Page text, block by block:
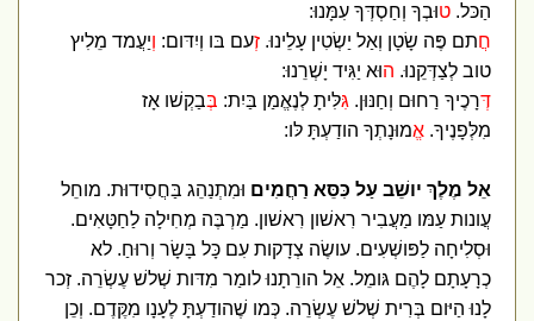
הַכּל.ט וּבְךָ וְחַסְדְּךָ עִמָּנוּ:
ֲתם פֶּה שָׂטָן וְאַל יַשְׂטִין עָלֵינוּ.זְעם בּו וְיִדּום:וְיַעֲמד מֵלִיץ
טוב לְצַדְּקֵנוּ.ה וּא יַגִּיד יָשְׁרֵנוּ:
ְּרָכֶיךָ רַחוּם וְחַנּוּן.גִּלִּיתָ לְנֶאֱמַן בַּיִת:ב ְּבַקְשׁו אָז
מִלְּפָנֶיךָ.א ֱמוּנָתְךָ הודַעְתָּ לּו:
אֵל מֶלֶךְ יושֵׁב עַל כִּסֵּא רַחֲמִיםוּמִתְנַהֵג בַּחֲסִידוּת. מוחֵל
עֲונות עַמּו מַעֲבִיר רִאשׁון רִאשׁון. מַרְבֶּה מְחִילָה לַחַטָּאִים.
וּסְלִיחָה לַפּושְׁעִים. עושֶׂה צְדָקות עִם כָּל בָּשָׂר וְרוּחַ. לא
כְרָעָתָם לָהֶם גּומֵל. אֵל הורֵתָנוּ לומַר מִדּות שְׁלשׁ עֶשְׂרֵה. זְכר
לָנוּ הַיּום בְּרִית שְׁלשׁ עֶשְׂרֵה. כְּמו שֶׁהודַעְתָּ לֶעָנָו מִקֶּדֶם. וְכֵן